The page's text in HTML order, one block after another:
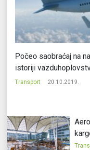
Počeo saobraćaj na
istoriji
Transport 20.10.2019.